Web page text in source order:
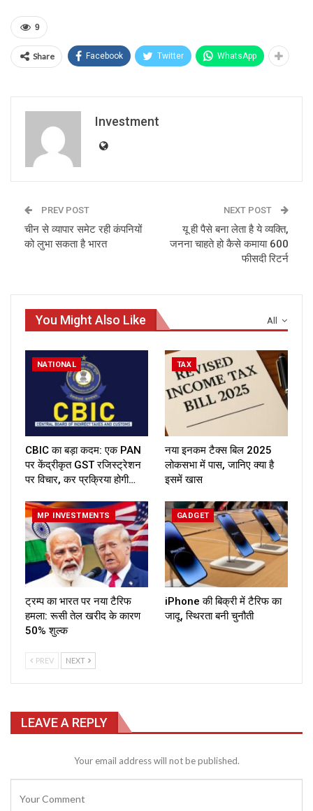
9
Share Facebook Twitter WhatsApp
Investment
PREV POST
चीन से व्यापार समेट रही कंपनियों
को लुभा सकता है भारत
NEXT POST
यू ही पैसे बना लेता है ये व्यक्ति,
जनना चाहते हो कैसे कमाया 600
फीसदी रिटर्न
All
You Might Also Like
NATIONAL
CBIC का बड़ा कदम: एक PAN
पर केंद्रीकृत GST रजिस्ट्रेशन
पर विचार, कर प्रक्रिया होगी…
TAX
नया इनकम टैक्स बिल 2025
लोकसभा में पास, जानिए क्या है
इसमें खास
MP INVESTMENTS
ट्रम्प का भारत पर नया टैरिफ
हमला: रूसी तेल खरीद के कारण
50% शुल्क
GADGET
iPhone की बिक्री में टैरिफ का
जादू, स्थिरता बनी चुनौती
PREV NEXT
LEAVE A REPLY
Your email address will not be published.